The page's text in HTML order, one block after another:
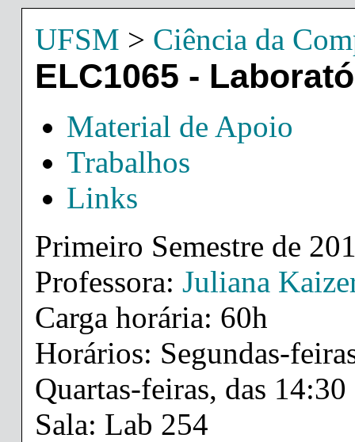
UFSM > Ciência da
ELC1065 -
Material de Apoio
Trabalhos
Links
Primeiro Semestre de
Professora:Juliana
Carga horária: 60h
Horários: Segundas-
Quartas-feiras, das
Sala: Lab 254